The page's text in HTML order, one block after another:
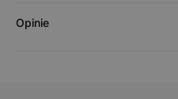
Opinie